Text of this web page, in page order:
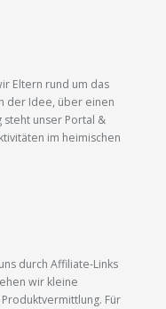
Eltern rund um das
der Idee, über einen
steht unser Portal &
im heimischen
durch Affiliate-Links
wir kleine
Für